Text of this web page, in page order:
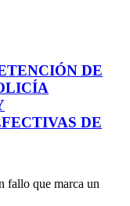
DE
DE
fallo que marca un